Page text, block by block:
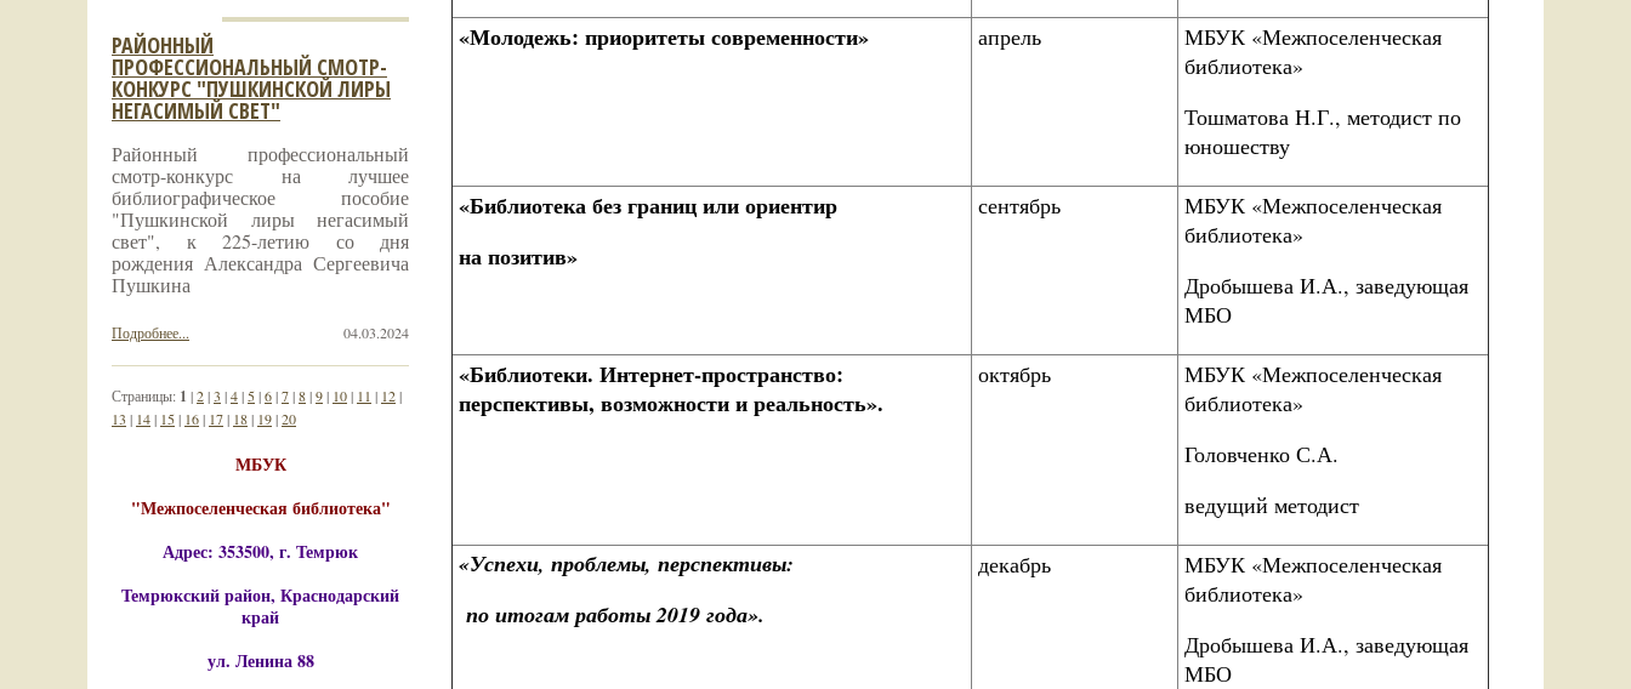
«Молодежь: приоритеты современности» апрель
МБУК «Межпоселенческая
библиотека»
Тошматова Н.Г., методист по
юношеству
«Библиотека без границ или ориентир
на позитив»
сентябрь
МБУК «Межпоселенческая
библиотека»
Дробышева И.А., заведующая
МБО
«Библиотеки. Интернет-пространство:
перспективы, возможности и реальность».
октябрь
МБУК «Межпоселенческая
библиотека»
Головченко С.А.
ведущий методист
«Успехи, проблемы, перспективы:
по итогам работы 2019 года».
декабрь
МБУК «Межпоселенческая
библиотека»
Дробышева И.А., заведующая
МБО
РАЙОННЫЙ
ПРОФЕССИОНАЛЬНЫЙ СМОТР-
КОНКУРС "ПУШКИНСКОЙ ЛИРЫ
НЕГАСИМЫЙ СВЕТ"
Районный профессиональный
смотр-конкурс на лучшее
библиографическое пособие
"Пушкинской лиры негасимый
свет", к 225-летию со дня
рождения Александра Сергеевича
Пушкина
04.03.2024
Подробнее...
Страницы: 1 |2|3 |4| 5|6|7|8|9| 10| 11 | 12|
13 | 14| 15| 16| 17| 18| 19|20
МБУК
"Межпоселенческая библиотека"
Адрес: 353500, г. Темрюк
Темрюкский район, Краснодарский
край
ул. Ленина 88